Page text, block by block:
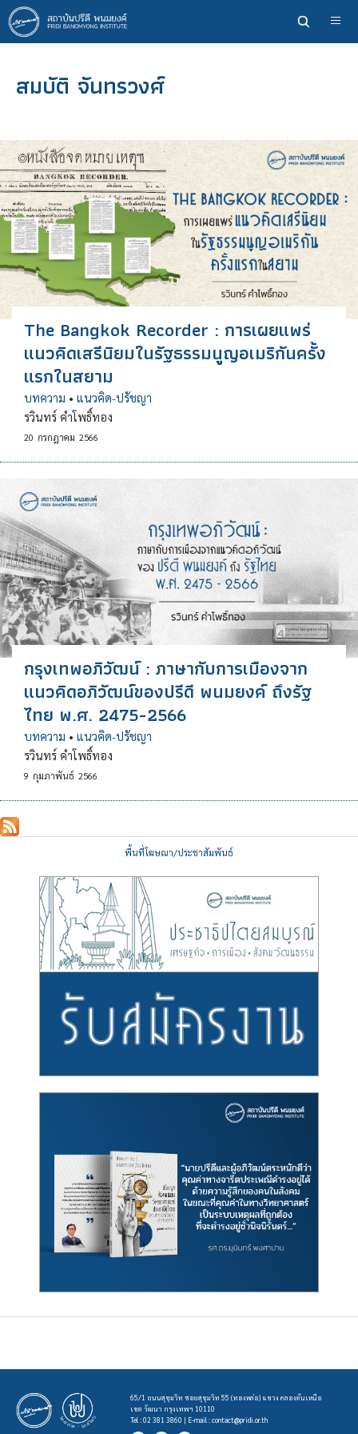
ข้าม
ไป
ยัง
หลักสมบัติ จันทรวงศ์
The Bangkok Recorder : การเผยแพร่
แนวคิดเสรีนิยมในรัฐธรรมนูญอเมริกันครั้ง
แรกในสยาม
บทความ • แนวคิด-ปรัชญา
รวินทร์ คำโพธิ์ทอง
20 กรกฎาคม 2566
กรุงเทพอภิวัฒน์ : ภาษากับการเมืองจาก
แนวคิดอภิวัฒน์ของปรีดี พนมยงค์ ถึงรัฐ
ไทย พ.ศ. 2475-2566
บทความ • แนวคิด-ปรัชญา
รวินทร์ คำโพธิ์ทอง
9 กุมภาพันธ์ 2566
พื้นที่โฆษณา/ประชาสัมพันธ์
65/1 ถนนสุขุมวิท ซอยสุขุมวิท 55 (ทองหล่อ) แขวง คลองตันเหนือ
เขต วัฒนา กรุงเทพฯ 10110
Tel : 02 381 3860 | E-mail :contact@pridi.or.th